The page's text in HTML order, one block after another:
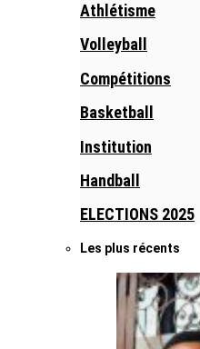
Athlétisme
Volleyball
Compétitions
Basketball
Institution
Handball
ELECTIONS 2025
Les plus récents